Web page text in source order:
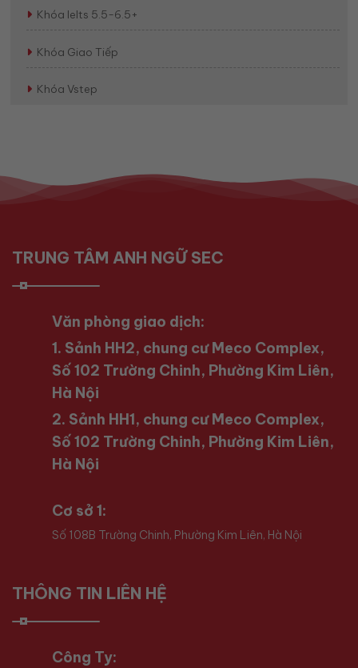
Khóa Ielts 5.5-6.5+
Khóa Giao Tiếp
Khóa Vstep
TRUNG TÂM ANH NGỮ SEC
Văn phòng giao dịch:
1. Sảnh HH2, chung cư Meco Complex,
Số 102 Trường Chinh, Phường Kim Liên,
Hà Nội
2. Sảnh HH1, chung cư Meco Complex,
Số 102 Trường Chinh, Phường Kim Liên,
Hà Nội
Cơ sở 1:
Số 108B Trường Chinh, Phường Kim Liên, Hà Nội
THÔNG TIN LIÊN HỆ
Công Ty: